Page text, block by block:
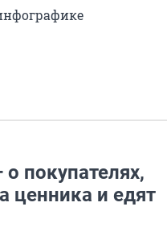
покупателях,
ценника и едят